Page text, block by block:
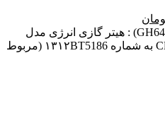
جزئیات هیتر گازی انرژی (GH640-GE) : هیتر گازی انرژی مدل
۶۴۰ فن آلمان دارای گواهینامه CE به شماره ۱۳۱۲BT5186 (مربوط